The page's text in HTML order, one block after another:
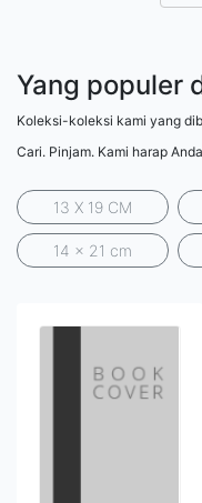
Yang populer
Koleksi-koleksi kami yang
Cari. Pinjam. Kami harap
13 X 19 CM
14 x 21 cm